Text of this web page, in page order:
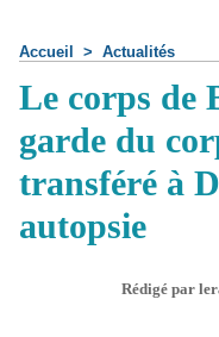
Accueil > Actualités
Le corps de
garde du
transféré à
autopsie
Rédigé par